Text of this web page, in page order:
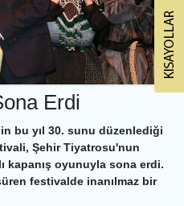
Erdi
bu yıl 30. sunu düzenlediği
Şehir Tiyatrosu'nun
kapanış oyunuyla sona erdi.
festivalde inanılmaz bir